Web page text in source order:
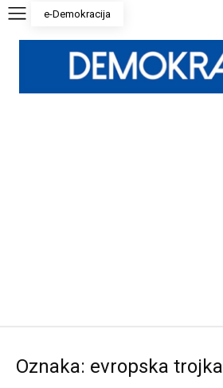
e-Demokracija
Oznaka: evropska trojka